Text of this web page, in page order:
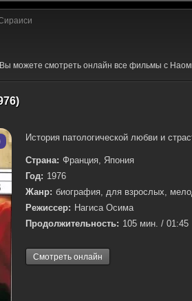
можете смотреть онлайн все фильмы с
История патологической любви и
Страна: Франция, Япония
Год: 1976
Жанр: биография, для взрослых,
Режиссер: Нагиса Осима
Продолжительность: 105 мин. / 01:45
Смотреть онлайн